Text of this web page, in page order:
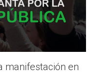
manifestación en